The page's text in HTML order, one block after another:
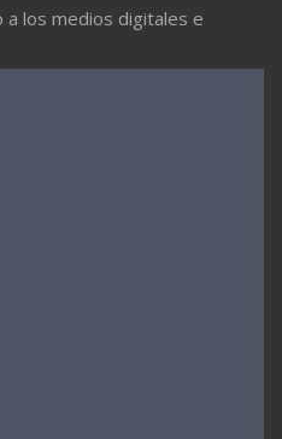
los medios digitales e